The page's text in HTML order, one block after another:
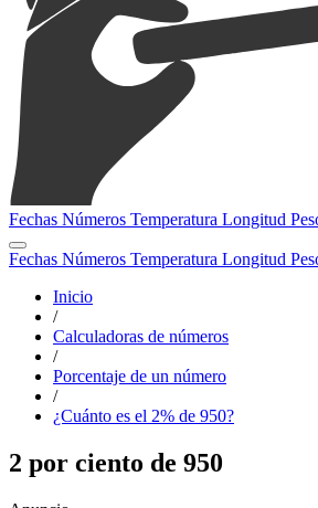
Fechas Números Temperatura Longitud
Fechas Números Temperatura Longitud
Inicio
/
Calculadoras de números
/
Porcentaje de un número
/
¿Cuánto es el 2% de 950?
2 por ciento de 950